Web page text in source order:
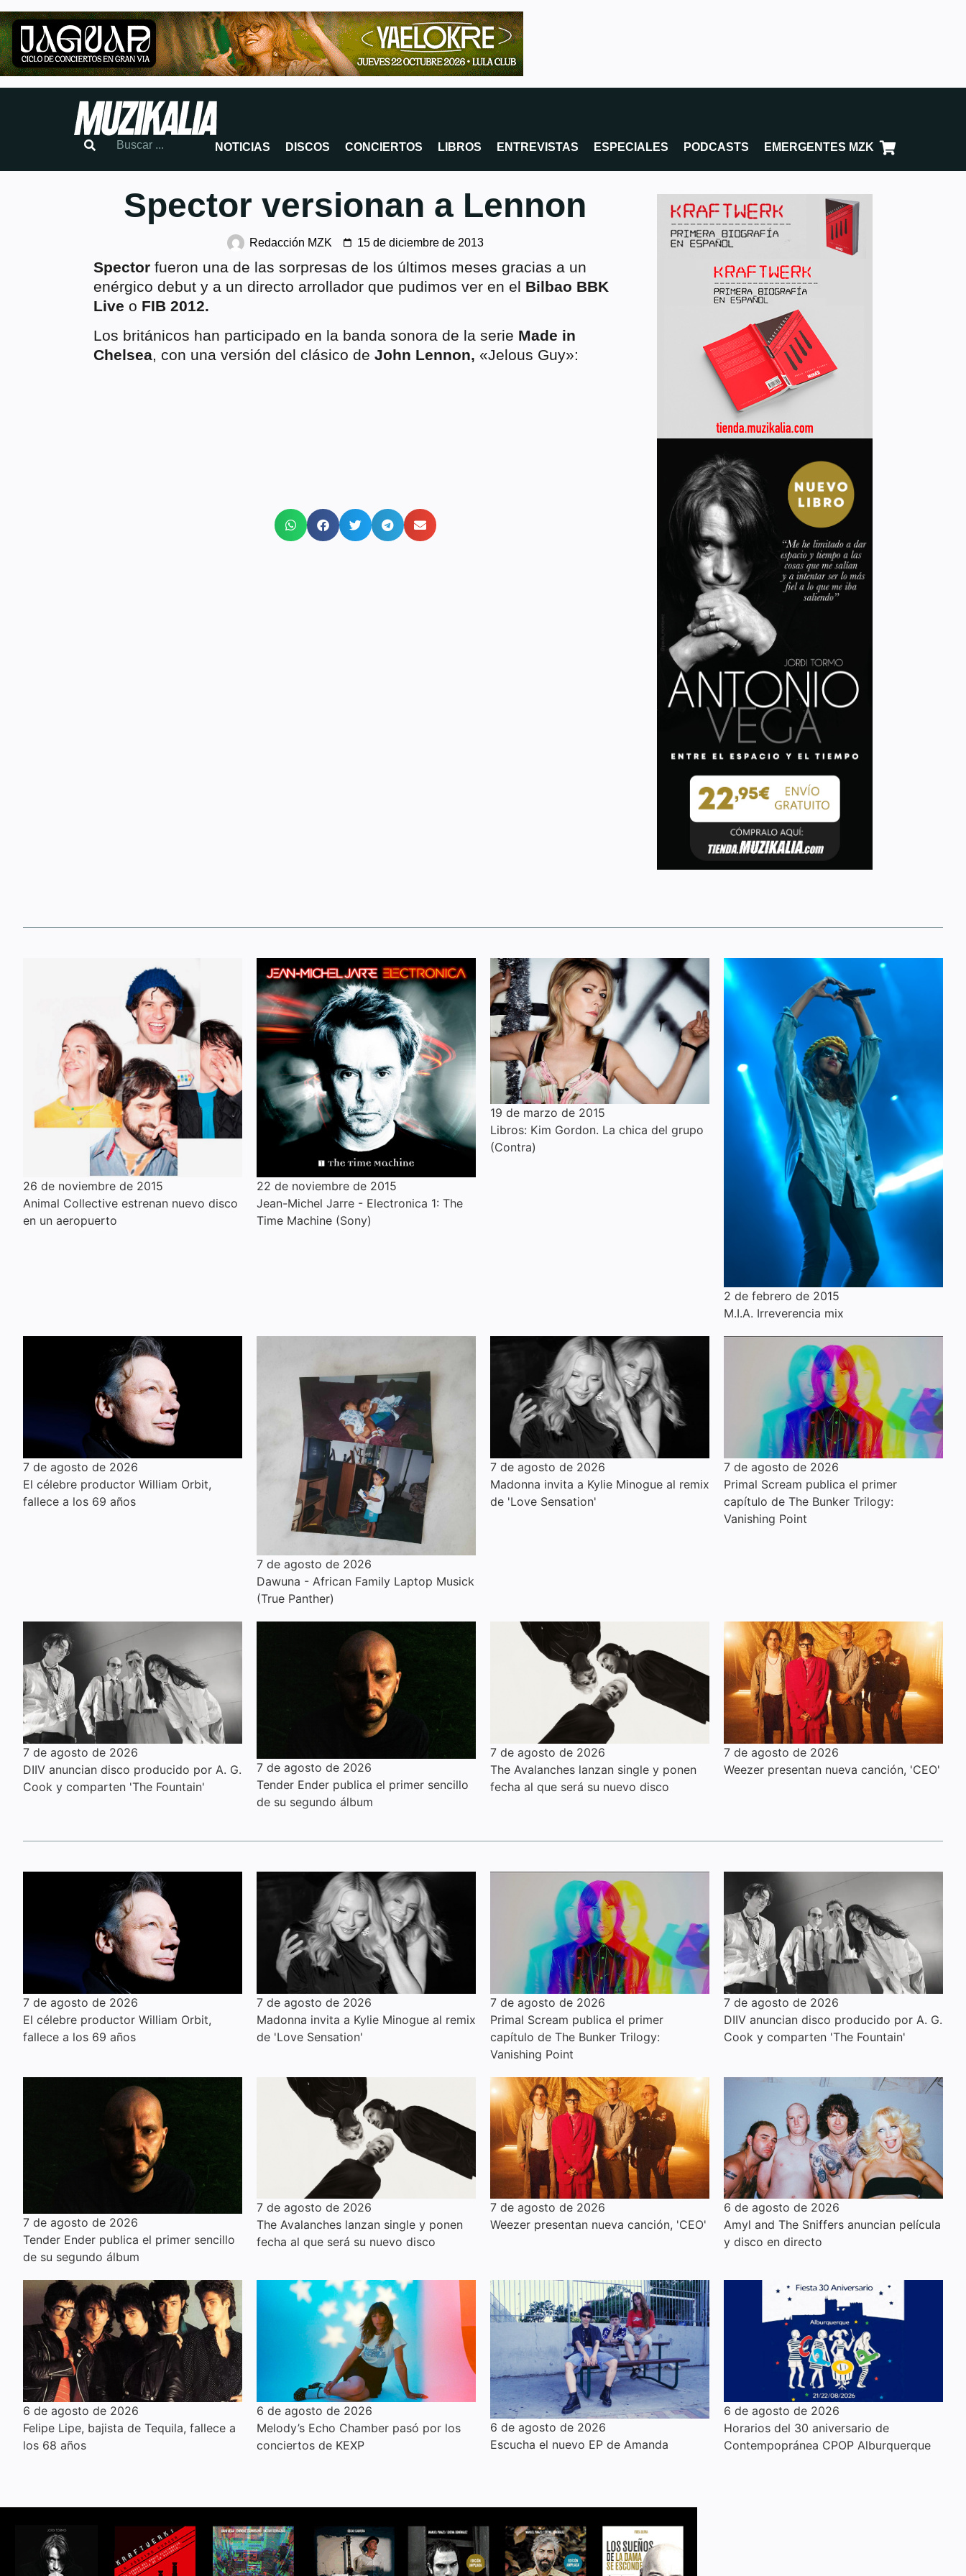
NOTICIAS DISCOS CONCIERTOS LIBROS ENTREVISTAS ESPECIALES PODCASTS EMERGENTES MZK
Spector versionan a Lennon
Redacción MZK 15 de diciembre de 2013
Spector fueron una de las sorpresas de los últimos meses gracias a un
enérgico debut y a un directo arrollador que pudimos ver en el Bilbao BBK
Live o FIB 2012.
Los británicos han participado en la banda sonora de la serie Made in
Chelsea, con una versión del clásico de John Lennon, «Jelous Guy»:
26 de noviembre de 2015
Animal Collective estrenan nuevo disco
en un aeropuerto
22 de noviembre de 2015
Jean-Michel Jarre - Electronica 1: The
Time Machine (Sony)
19 de marzo de 2015
Libros: Kim Gordon. La chica del grupo
(Contra)
2 de febrero de 2015
M.I.A. Irreverencia mix
7 de agosto de 2026
El célebre productor William Orbit,
fallece a los 69 años
7 de agosto de 2026
Dawuna - African Family Laptop Musick
(True Panther)
7 de agosto de 2026
Madonna invita a Kylie Minogue al remix
de 'Love Sensation'
7 de agosto de 2026
Primal Scream publica el primer
capítulo de The Bunker Trilogy:
Vanishing Point
7 de agosto de 2026
DIIV anuncian disco producido por A. G.
Cook y comparten 'The Fountain'
7 de agosto de 2026
Tender Ender publica el primer sencillo
de su segundo álbum
7 de agosto de 2026
The Avalanches lanzan single y ponen
fecha al que será su nuevo disco
7 de agosto de 2026
Weezer presentan nueva canción, 'CEO'
7 de agosto de 2026
El célebre productor William Orbit,
fallece a los 69 años
7 de agosto de 2026
Madonna invita a Kylie Minogue al remix
de 'Love Sensation'
7 de agosto de 2026
Primal Scream publica el primer
capítulo de The Bunker Trilogy:
Vanishing Point
7 de agosto de 2026
DIIV anuncian disco producido por A. G.
Cook y comparten 'The Fountain'
7 de agosto de 2026
Tender Ender publica el primer sencillo
de su segundo álbum
7 de agosto de 2026
The Avalanches lanzan single y ponen
fecha al que será su nuevo disco
7 de agosto de 2026
Weezer presentan nueva canción, 'CEO'
6 de agosto de 2026
Amyl and The Sniffers anuncian película
y disco en directo
6 de agosto de 2026
Felipe Lipe, bajista de Tequila, fallece a
los 68 años
6 de agosto de 2026
Melody’s Echo Chamber pasó por los
conciertos de KEXP
6 de agosto de 2026
Escucha el nuevo EP de Amanda
6 de agosto de 2026
Horarios del 30 aniversario de
Contempopránea CPOP Alburquerque